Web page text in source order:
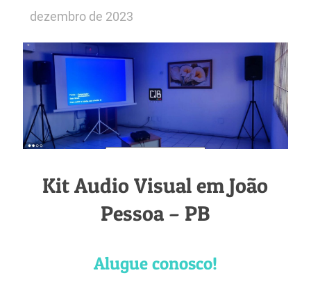
dezembro de 2023
Kit Audio Visual em João
Pessoa – PB
Alugue conosco!